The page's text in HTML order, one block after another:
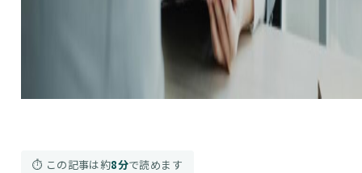
⏱ この記事は約8分で読めます